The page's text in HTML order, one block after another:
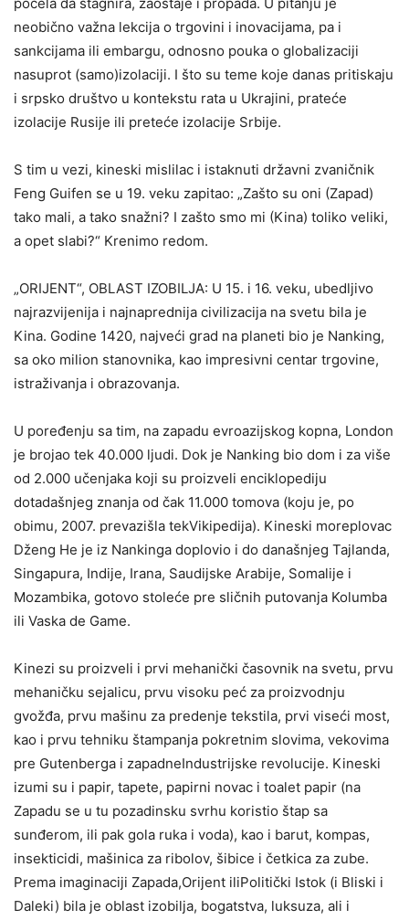
neobično važna lekcija o trgovini i inovacijama, pa i
sankcijama ili embargu, odnosno pouka o globalizaciji
nasuprot (samo)izolaciji. I što su teme koje danas pritiskaju
i srpsko društvo u kontekstu rata u Ukrajini, prateće
izolacije Rusije ili preteće izolacije Srbije.
S tim u vezi, kineski mislilac i istaknuti državni zvaničnik
Feng Guifen se u 19. veku zapitao: „Zašto su oni (Zapad)
tako mali, a tako snažni? I zašto smo mi (Kina) toliko veliki,
a opet slabi?“ Krenimo redom.
„ORIJENT“, OBLAST IZOBILJA: U 15. i 16. veku, ubedljivo
najrazvijenija i najnaprednija civilizacija na svetu bila je
Kina. Godine 1420, najveći grad na planeti bio je Nanking,
sa oko milion stanovnika, kao impresivni centar trgovine,
istraživanja i obrazovanja.
U poređenju sa tim, na zapadu evroazijskog kopna, London
je brojao tek 40.000 ljudi. Dok je Nanking bio dom i za više
od 2.000 učenjaka koji su proizveli enciklopediju
dotadašnjeg znanja od čak 11.000 tomova (koju je, po
obimu, 2007. prevazišla tekVikipedija). Kineski moreplovac
Dženg He je iz Nankinga doplovio i do današnjeg Tajlanda,
Singapura, Indije, Irana, Saudijske Arabije, Somalije i
Mozambika, gotovo stoleće pre sličnih putovanja Kolumba
ili Vaska de Game.
Kinezi su proizveli i prvi mehanički časovnik na svetu, prvu
mehaničku sejalicu, prvu visoku peć za proizvodnju
gvožđa, prvu mašinu za predenje tekstila, prvi viseći most,
kao i prvu tehniku štampanja pokretnim slovima, vekovima
pre Gutenberga i zapadneIndustrijske revolucije. Kineski
izumi su i papir, tapete, papirni novac i toalet papir (na
Zapadu se u tu pozadinsku svrhu koristio štap sa
sunđerom, ili pak gola ruka i voda), kao i barut, kompas,
insekticidi, mašinica za ribolov, šibice i četkica za zube.
Prema imaginaciji Zapada,Orijent iliPolitički Istok (i Bliski i
Daleki) bila je oblast izobilja, bogatstva, luksuza, ali i